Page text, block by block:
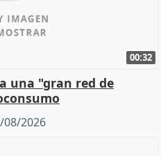
00:32
una "gran red de
08/2026